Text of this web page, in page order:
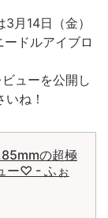
月14日（金）
ドルアイブロ
ューを公開し
ね！
の超極
ー♡ - ふぉ